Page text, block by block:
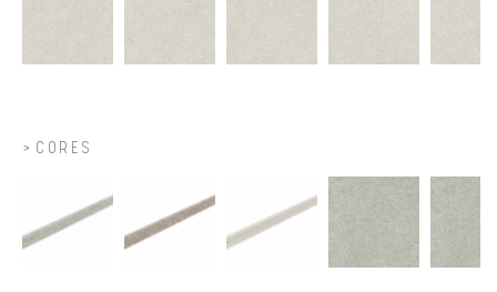
CORES